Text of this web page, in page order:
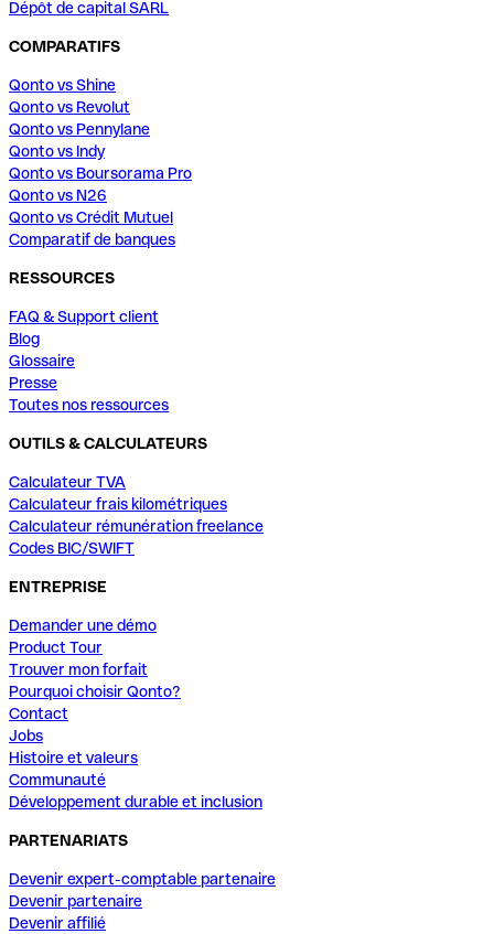
Dépôt de capital SARL
COMPARATIFS
Qonto vs Shine
Qonto vs Revolut
Qonto vs Pennylane
Qonto vs Indy
Qonto vs Boursorama Pro
Qonto vs N26
Qonto vs Crédit Mutuel
Comparatif de banques
RESSOURCES
FAQ & Support client
Blog
Glossaire
Presse
Toutes nos ressources
OUTILS & CALCULATEURS
Calculateur TVA
Calculateur frais kilométriques
Calculateur rémunération freelance
Codes BIC/SWIFT
ENTREPRISE
Demander une démo
Product Tour
Trouver mon forfait
Pourquoi choisir Qonto?
Contact
Jobs
Histoire et valeurs
Communauté
Développement durable et inclusion
PARTENARIATS
Devenir expert-comptable partenaire
Devenir partenaire
Devenir affilié